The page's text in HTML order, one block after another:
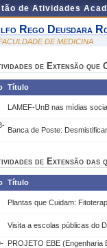
de Atividades
Rego Deusdara
DE MEDICINA
de Extensão que
Título
LAMEF-UnB nas mídias
Banca de Poste:
de Extensão das
Título
Plantas que Cuidam:
Visita a escolas públicas do
PROJETO EBE (Engenharia